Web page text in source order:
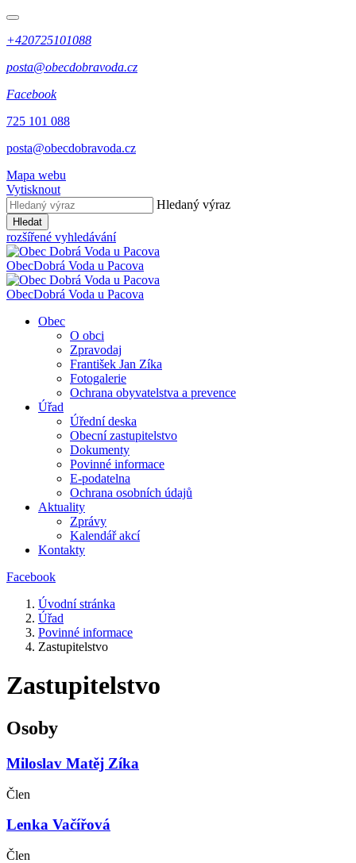
+420725101088
posta@obecdobravoda.cz
Facebook
725 101 088
posta@obecdobravoda.cz
Mapa webu
Vytisknout
Hledaný výraz
Hledat
rozšířené vyhledávání
ObecDobrá Voda u Pacova
ObecDobrá Voda u Pacova
Obec
O obci
Zpravodaj
František Jan Zíka
Fotogalerie
Ochrana obyvatelstva a prevence
Úřad
Úřední deska
Obecní zastupitelstvo
Dokumenty
Povinné informace
E-podatelna
Ochrana osobních údajů
Aktuality
Zprávy
Kalendář akcí
Kontakty
Facebook
Úvodní stránka
Úřad
Povinné informace
Zastupitelstvo
Zastupitelstvo
Osoby
Miloslav Matěj Zíka
Člen
Lenka Vačířová
Člen